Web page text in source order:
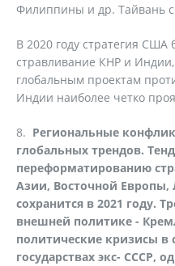
Филиппины и др. Тайвань
В 2020 году стратегия
стравливание КНР и
глобальным проектам
Индии наиболее четко
8. Региональные
глобальных трендов.
переформатированию
Азии, Восточной
сохранится в 2021 году.
внешней политике -
политические кризисы в
государствах экс- СССР,